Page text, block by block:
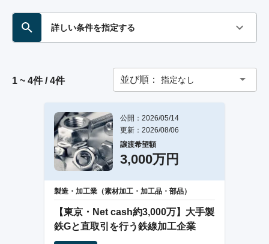
詳しい条件を指定する
1 ~ 4件 / 4件 並び順： 指定なし
公開：2026/05/14
更新：2026/08/06
譲渡希望額
3,000万円
製造・加工業（素材加工・加工品・部品）
【東京・Net cash約3,000万】大手製
鉄Gと直取引を行う鉄線加工企業